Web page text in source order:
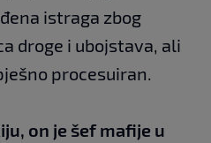
istraga zbog
droge i ubojstava, ali
procesuiran.
on je šef mafije u